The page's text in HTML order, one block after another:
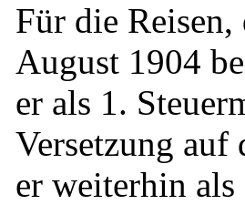
Für die
August 1904
er als 1.
Versetzung
er weiterhin als